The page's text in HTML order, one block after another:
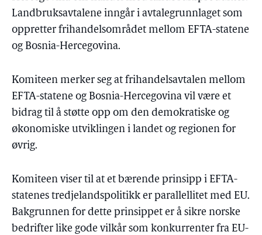
Landbruksavtalene inngår i avtalegrunnlaget som
oppretter frihandelsområdet mellom EFTA-statene
og Bosnia-Hercegovina.
Komiteen merker seg at frihandelsavtalen mellom
EFTA-statene og Bosnia-Hercegovina vil være et
bidrag til å støtte opp om den demokratiske og
økonomiske utviklingen i landet og regionen for
øvrig.
Komiteen viser til at et bærende prinsipp i EFTA-
statenes tredjelandspolitikk er parallellitet med EU.
Bakgrunnen for dette prinsippet er å sikre norske
bedrifter like gode vilkår som konkurrenter fra EU-